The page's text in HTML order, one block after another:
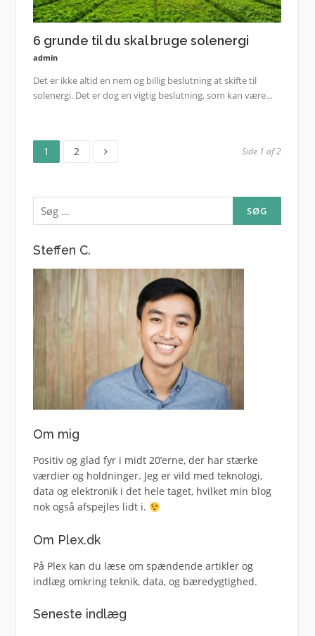
6 grunde til du skal bruge solenergi
admin
Det er ikke altid en nem og billig beslutning at skifte til
solenergi. Det er dog en vigtig beslutning, som kan være...
Indlægsinddeling
Side
1 Side
2 Side 1 af 2
Søg
efter:
Steffen C.
Om mig
Positiv og glad fyr i midt 20’erne, der har stærke
værdier og holdninger. Jeg er vild med teknologi,
data og elektronik i det hele taget, hvilket min blog
nok også afspejles lidt i.
Om Plex.dk
På Plex kan du læse om spændende artikler og
indlæg omkring teknik, data, og bæredygtighed.
Seneste indlæg